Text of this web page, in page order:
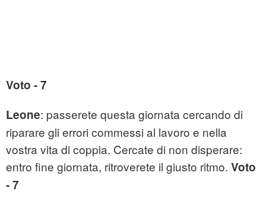
Voto - 7
Leone: passerete questa giornata cercando di
riparare gli errori commessi al lavoro e nella
vostra vita di coppia. Cercate di non disperare:
entro fine giornata, ritroverete il giusto ritmo. Voto
- 7